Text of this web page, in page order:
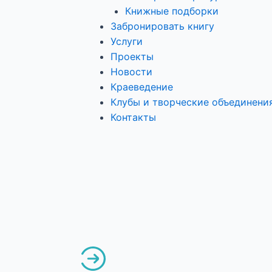
Книжные подборки
Забронировать книгу
Услуги
Проекты
Новости
Краеведение
Клубы и творческие
Контакты